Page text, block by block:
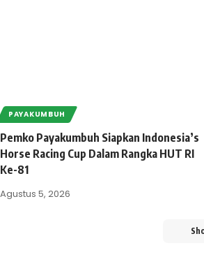
PAYAKUMBUH
Pemko Payakumbuh Siapkan Indonesia’s
Horse Racing Cup Dalam Rangka HUT RI
Ke-81
Agustus 5, 2026